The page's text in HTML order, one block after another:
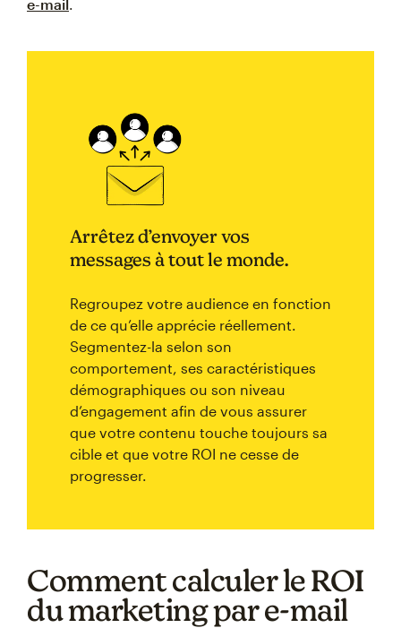
e-mail.
Arrêtez d’envoyer vos
messages à tout le monde.
Regroupez votre audience en fonction
de ce qu’elle apprécie réellement.
Segmentez-la selon son
comportement, ses caractéristiques
démographiques ou son niveau
d’engagement afin de vous assurer
que votre contenu touche toujours sa
cible et que votre ROI ne cesse de
progresser.
Comment calculer le ROI
du marketing par e-mail